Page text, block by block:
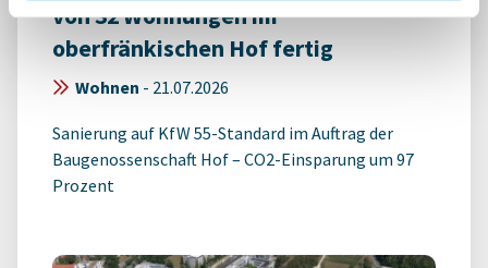
von 32 Wohnungen im
oberfränkischen Hof fertig
Wohnen - 21.07.2026
Sanierung auf KfW 55-Standard im Auftrag der
Baugenossenschaft Hof – CO2-Einsparung um 97
Prozent